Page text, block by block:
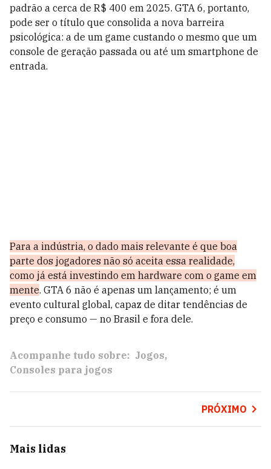
padrão a cerca de R$ 400 em 2025. GTA 6, portanto,
pode ser o título que consolida a nova barreira
psicológica: a de um game custando o mesmo que um
console de geração passada ou até um smartphone de
entrada.
Para a indústria, o dado mais relevante é que boa
parte dos jogadores não só aceita essa realidade,
como já está investindo em hardware com o game em
mente. GTA 6 não é apenas um lançamento; é um
evento cultural global, capaz de ditar tendências de
preço e consumo — no Brasil e fora dele.
Acompanhe tudo sobre: Jogos
Consoles para jogos
PRÓXIMO
Mais lidas